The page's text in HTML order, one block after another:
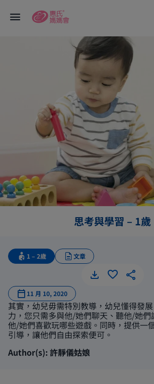
思考與學習 – 1歲
1 – 2歲 文章
11 月 10, 2020
其實，幼兒毋需特別教導，幼兒懂得發
力，您只需多與他/她們聊天、聽他/她們
他/她們喜歡玩哪些遊戲。同時，提供一
引導，讓他們自由探索便可。
Author(s): 許靜儀姑娘